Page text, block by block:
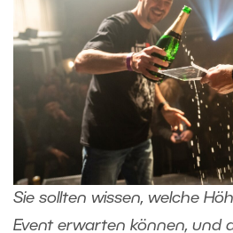
Sie sollten wissen, welche
Event erwarten können, und